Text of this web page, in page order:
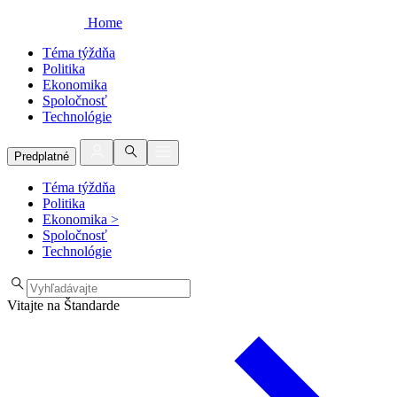
Home
Téma týždňa
Politika
Ekonomika
Spoločnosť
Technológie
Predplatné
Téma týždňa
Politika
Ekonomika >
Spoločnosť
Technológie
Vitajte na Štandarde